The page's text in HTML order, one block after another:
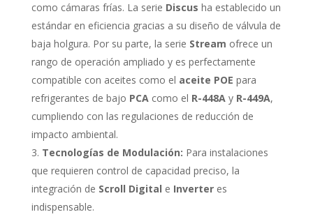
como cámaras frías. La serie Discus ha establecido un
estándar en eficiencia gracias a su diseño de válvula de
baja holgura. Por su parte, la serie Stream ofrece un
rango de operación ampliado y es perfectamente
compatible con aceites como el aceite POE para
refrigerantes de bajo PCAcomo el R-448Ay R-449A,
cumpliendo con las regulaciones de reducción de
impacto ambiental.
Tecnologías de Modulación: Para instalaciones
que requieren control de capacidad preciso, la
integración de Scroll Digital e Inverteres
indispensable.